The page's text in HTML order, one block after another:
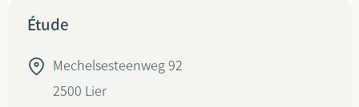
Étude
Mechelsesteenweg 92
2500 Lier